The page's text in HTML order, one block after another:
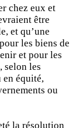
chez eux et
être
et qu’une
les biens de
et pour les
selon les
équité,
ou
la résolution